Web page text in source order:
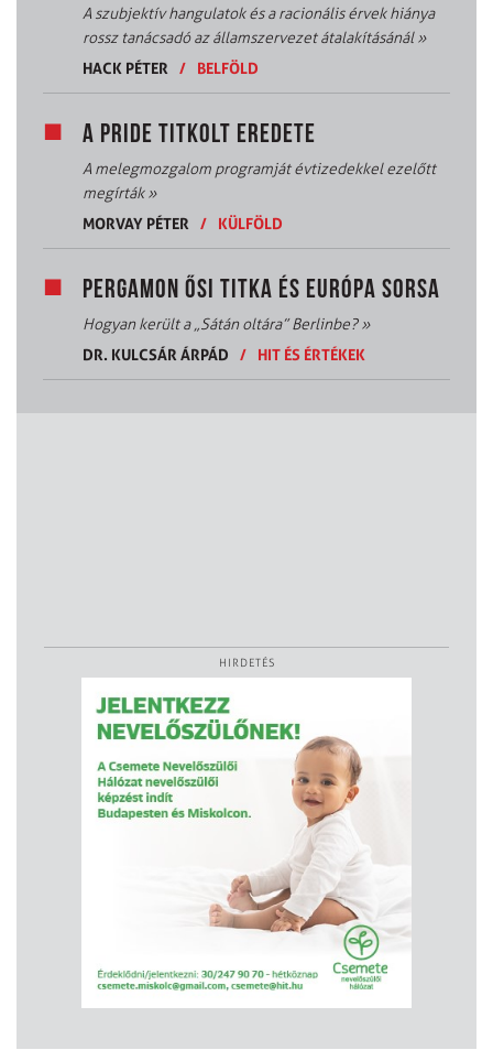
A szubjektív hangulatok és a racionális érvek hiánya
rossz tanácsadó az államszervezet átalakításánál»
HACK PÉTER
/ BELFÖLD
A PRIDE TITKOLT EREDETE
A melegmozgalom programját évtizedekkel ezelőtt
megírták»
MORVAY PÉTER
/ KÜLFÖLD
PERGAMON ŐSI TITKA ÉS EURÓPA SORSA
Hogyan került a „Sátán oltára” Berlinbe?»
DR. KULCSÁR ÁRPÁD
/ HIT ÉS ÉRTÉKEK
HIRDETÉS